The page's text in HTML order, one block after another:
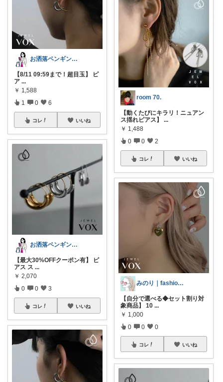
お洒落ペンギン🐧暮らし×ときめき
【8/11 09:59まで！超目玉】 ピ
ア ...
￥ 1,588
1 0 6
コレ いいね
お洒落ペンギン🐧暮らし×ときめき
【最大30%OFFクーポン有】 ピ
アス ス ...
￥ 2,070
0 0 3
コレ いいね
room 70.
【動くたびにキラリ！ニュアン
ス揺れピアス】
...
￥ 1,488
0 0 2
コレ いいね
みのり｜fashion暮らしꕤ︎︎·͜·
【自分で選べる◆セット割り対
象商品】 10 ...
￥ 1,000
0 0 0
コレ いいね